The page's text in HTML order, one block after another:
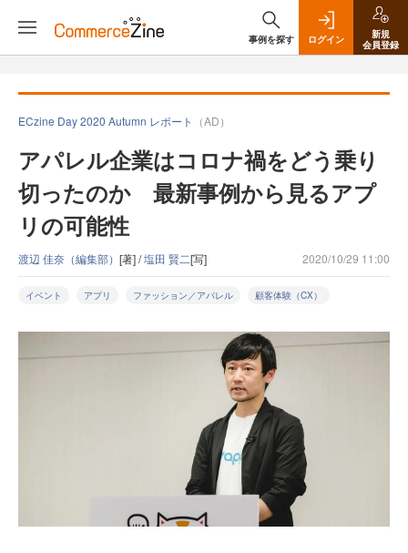
事例を探す ログイン
新規
会員登録
ECzine Day 2020 Autumn レポート （AD）
アパレル企業はコロナ禍をどう乗り
切ったのか 最新事例から見るアプ
リの可能性
渡辺 佳奈（編集部） [著] /塩田 賢二[写] 2020/10/29 11:00
イベント アプリ ファッション／アパレル 顧客体験（CX）